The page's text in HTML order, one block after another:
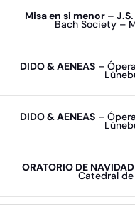
Misa en si menor –
Bach Society –
DIDO & AENEAS –
DIDO & AENEAS –
ORATORIO DE NAVIDAD
Catedral